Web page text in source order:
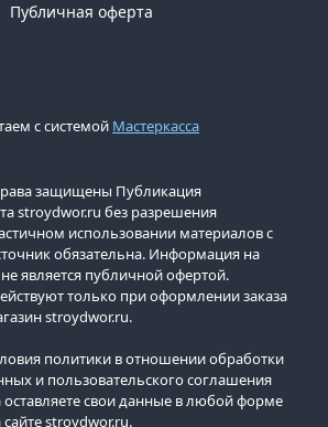
Публичная оферта
с системой Мастеркасса
защищены Публикация
stroydwor.ru без разрешения
использовании материалов с
обязательна. Информация на
является публичной офертой.
только при оформлении заказа
stroydwor.ru.
политики в отношении обработки
и пользовательского соглашения
оставляете свои данные в любой форме
stroydwor.ru.